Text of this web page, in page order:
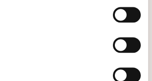
Moheda Åre Cognac